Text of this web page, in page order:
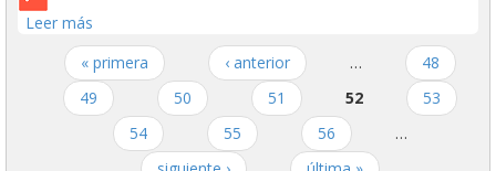
Leer más
de coordinaciones territoriales.
Páginas
« primera ‹ anterior …
48
49
50 51 52
53
54
55 56
…